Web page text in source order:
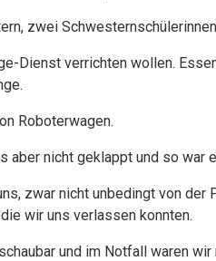
zwei
Dienst verrichten wollen.
Roboterwagen.
aber nicht geklappt und so war
zwar nicht unbedingt von
wir uns verlassen konnten.
und im Notfall waren wir